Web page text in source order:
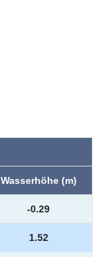
Wasserhöhe (m)
-0.29
1.52